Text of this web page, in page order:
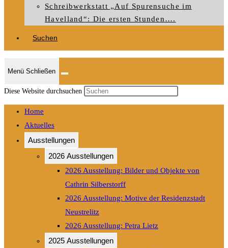
Schreibwerkstatt „Auf Spurensuche im
Havelland“: Die ersten Stunden….
Suchen
Menü Schließen
Diese Website durchsuchen
Escape
panel.
Home
Aktuelles
Ausstellungen
2026 Ausstellungen
2026 Ausstellung: Bilder und Objekte von
Cathrin Silberstorff
2026 Ausstellung: Motive der Residenzstadt
Neustrelitz
2026 Ausstellung: Petra Lietz
2025 Ausstellungen